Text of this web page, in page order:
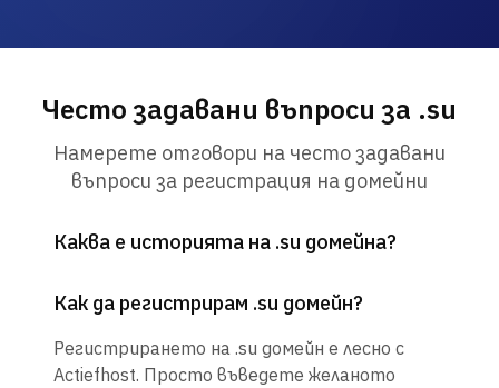
Често задавани въпроси за .su
Намерете отговори на често задавани
въпроси за регистрация на домейни
Каква е историята на .su домейна?
Как да регистрирам .su домейн?
Регистрирането на .su домейн е лесно с
Actiefhost. Просто въведете желаното